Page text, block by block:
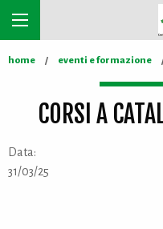
home eventi e formazione
CORSI A
Data:
31/03/25